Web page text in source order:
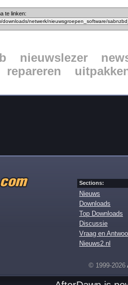
te linken:
nieuwslezer
repareren
Sections:
Nieuws
Downloads
Top Downloads
Discussie
Vraag en
Nieuws2.nl
© 1999-2026